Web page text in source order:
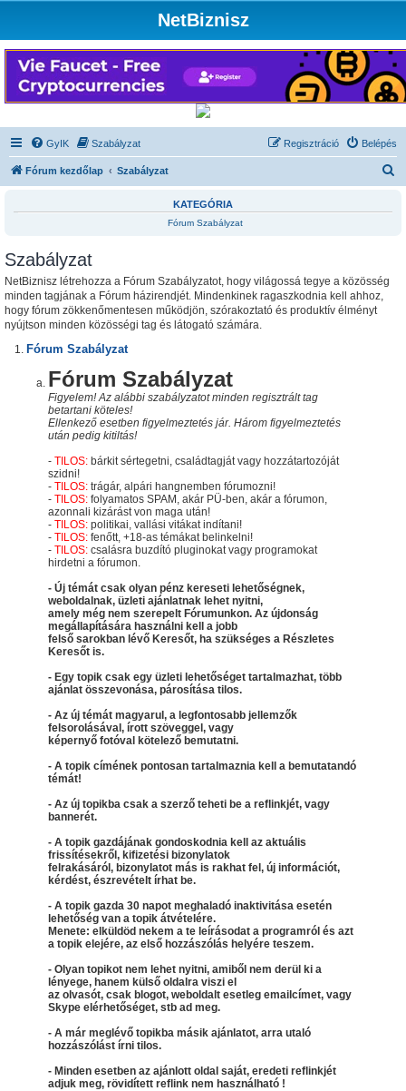
NetBiznisz
GyIK Szabályzat Belépés
Regisztráció
Fórum kezdőlap Szabályzat
KATEGÓRIA
Fórum Szabályzat
Szabályzat
NetBiznisz létrehozza a Fórum Szabályzatot, hogy világossá tegye a közösség
minden tagjának a Fórum házirendjét. Mindenkinek ragaszkodnia kell ahhoz,
hogy fórum zökkenőmentesen működjön, szórakoztató és produktív élményt
nyújtson minden közösségi tag és látogató számára.
Fórum Szabályzat
Fórum Szabályzat
Figyelem! Az alábbi szabályzatot minden regisztrált tag
betartani köteles!
Ellenkező esetben figyelmeztetés jár. Három figyelmeztetés
után pedig kitiltás!
- TILOS: bárkit sértegetni, családtagját vagy hozzátartozóját
szidni!
- TILOS: trágár, alpári hangnemben fórumozni!
- TILOS: folyamatos SPAM, akár PÜ-ben, akár a fórumon,
azonnali kizárást von maga után!
- TILOS: politikai, vallási vitákat indítani!
- TILOS: fenőtt, +18-as témákat belinkelni!
- TILOS: csalásra buzdító pluginokat vagy programokat
hirdetni a fórumon.
- Új témát csak olyan pénz kereseti lehetőségnek,
weboldalnak, üzleti ajánlatnak lehet nyitni,
amely még nem szerepelt Fórumunkon. Az újdonság
megállapítására használni kell a jobb
felső sarokban lévő Keresőt, ha szükséges a Részletes
Keresőt is.
- Egy topik csak egy üzleti lehetőséget tartalmazhat, több
ajánlat összevonása, párosítása tilos.
- Az új témát magyarul, a legfontosabb jellemzők
felsorolásával, írott szöveggel, vagy
képernyő fotóval kötelező bemutatni.
- A topik címének pontosan tartalmaznia kell a bemutatandó
témát!
- Az új topikba csak a szerző teheti be a reflinkjét, vagy
bannerét.
- A topik gazdájának gondoskodnia kell az aktuális
frissítésekről, kifizetési bizonylatok
felrakásáról, bizonylatot más is rakhat fel, új információt,
kérdést, észrevételt írhat be.
- A topik gazda 30 napot meghaladó inaktivitása esetén
lehetőség van a topik átvételére.
Menete: elküldöd nekem a te leírásodat a programról és azt
a topik elejére, az első hozzászólás helyére teszem.
- Olyan topikot nem lehet nyitni, amiből nem derül ki a
lényege, hanem külső oldalra viszi el
az olvasót, csak blogot, weboldalt esetleg emailcímet, vagy
Skype elérhetőséget, stb ad meg.
- A már meglévő topikba másik ajánlatot, arra utaló
hozzászólást írni tilos.
- Minden esetben az ajánlott oldal saját, eredeti reflinkjét
adjuk meg, rövidített reflink nem használható !